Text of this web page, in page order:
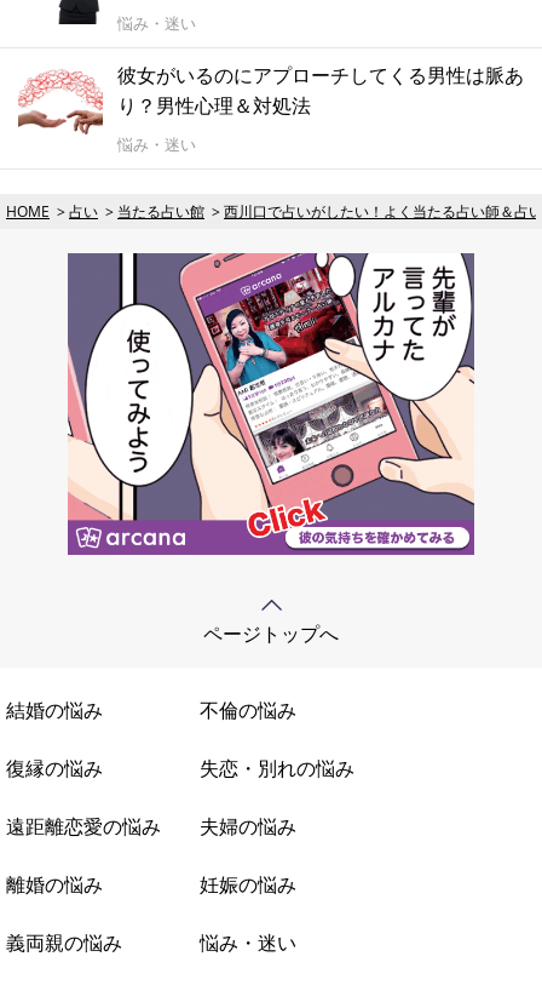
悩み・迷い
彼女がいるのにアプローチしてくる男性は脈あ
り？男性心理＆対処法
悩み・迷い
HOME 占い 当たる占い館 西川口で占いがしたい！よく当たる占い師＆占
ページトップへ
結婚の悩み 不倫の悩み
復縁の悩み 失恋・別れの悩み
遠距離恋愛の悩み 夫婦の悩み
離婚の悩み 妊娠の悩み
義両親の悩み 悩み・迷い